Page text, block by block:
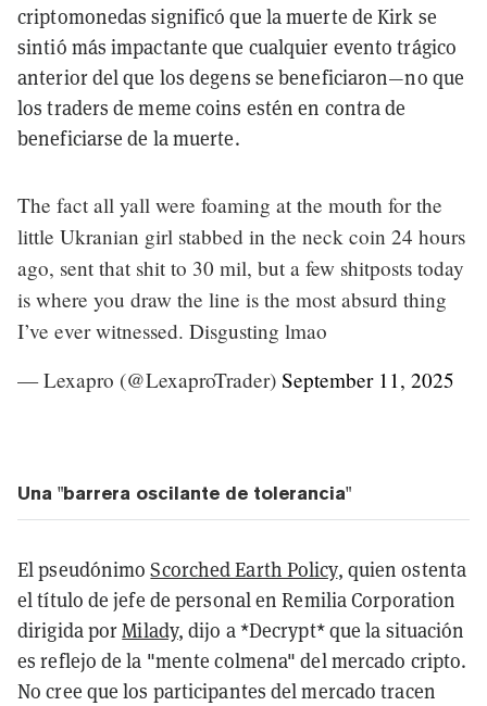
criptomonedas significó que la muerte de Kirk se
sintió más impactante que cualquier evento trágico
anterior del que los degens se beneficiaron—no que
los traders de meme coins estén en contra de
beneficiarse de la muerte.
The fact all yall were foaming at the mouth for the
little Ukranian girl stabbed in the neck coin 24 hours
ago, sent that shit to 30 mil, but a few shitposts today
is where you draw the line is the most absurd thing
I’ve ever witnessed. Disgusting lmao
— Lexapro (@LexaproTrader) September 11, 2025
Una "barrera oscilante de tolerancia"
El pseudónimoScorched Earth Policy, quien ostenta
el título de jefe de personal en Remilia Corporation
dirigida porMilady, dijo a *Decrypt* que la situación
es reflejo de la "mente colmena" del mercado cripto.
No cree que los participantes del mercado tracen